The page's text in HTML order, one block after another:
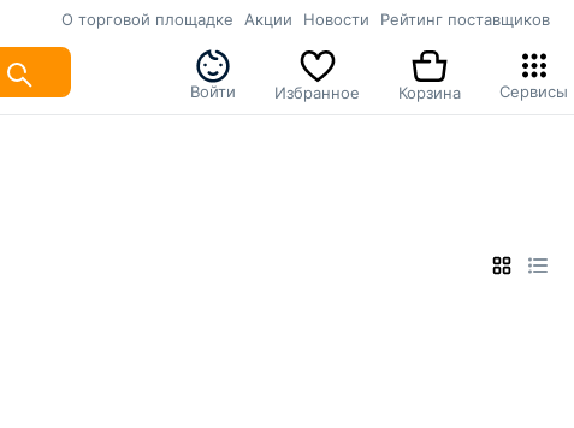
О торговой площадке Акции Новости Рейтинг поставщиков
Войти Избранное Корзина Сервисы